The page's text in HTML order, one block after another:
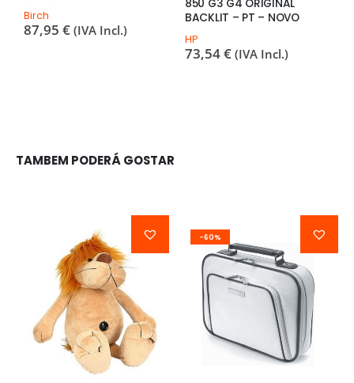
Birch
87,95 € (IVA Incl.)
850 G3 G4 ORIGINAL
BACKLIT – PT – NOVO
HP
73,54€ (IVA Incl.)
TAMBEM PODERÁ GOSTAR
-60%